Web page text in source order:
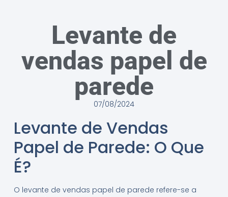
Levante de
vendas papel de
parede
07/08/2024
Levante de Vendas
Papel de Parede: O Que
É?
O levante de vendas papel de parede refere-se a